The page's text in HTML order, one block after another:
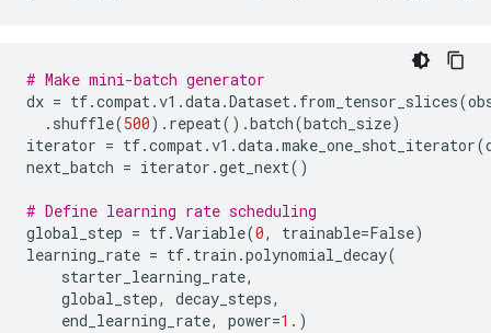
# Make mini-batch generator
dx = tf.compat.v1 .data.Dataset. from_tensor_slices(
. shuffle(500) . repeat() .batch(batch_size)
iterator = tf.compat.v1 .data.make_one_shot_iterator(
next_batch = iterator .get_next()
# Define learning rate scheduling
global_step = tf.Variable(0, trainable=False)
learning_rate = tf. train .polynomial_decay(
starter_learning_rate,
global_step, decay_steps,
end_learning_rate, power=1. )